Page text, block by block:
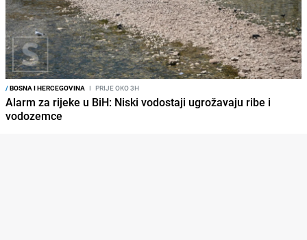
/BOSNA I HERCEGOVINA I PRIJE OKO 3H
Alarm za rijeke u BiH: Niski vodostaji ugrožavaju ribe i
vodozemce